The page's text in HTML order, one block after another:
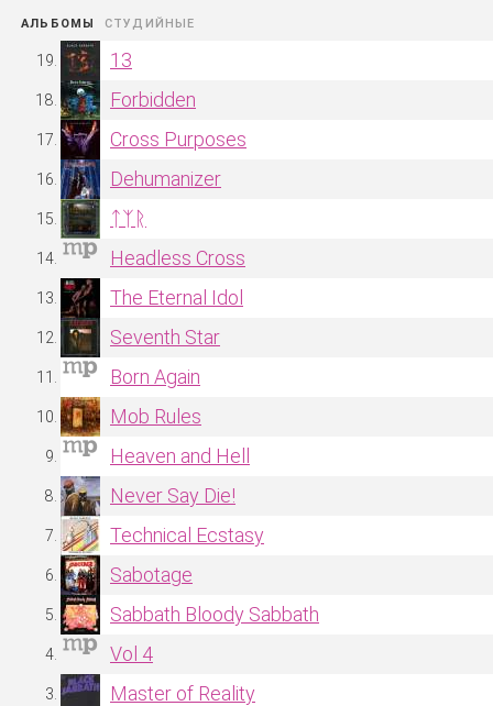
АЛЬБОМЫ
13
Forbidden
Cross Purposes
Dehumanizer
ᛏᛉᚱ
Headless Cross
The Eternal Idol
Seventh Star
Born Again
Mob Rules
Heaven and Hell
Never Say Die!
Technical Ecstasy
Sabotage
Sabbath Bloody Sabbath
Vol 4
Master of Reality